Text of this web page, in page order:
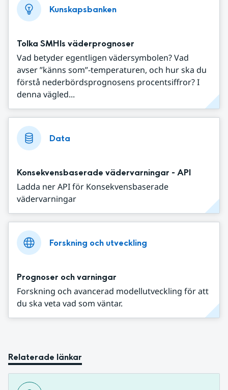
Kunskapsbanken
Tolka SMHIs väderprognoser
Vad betyder egentligen vädersymbolen? Vad
avser ”känns som”-temperaturen, och hur ska du
förstå nederbördsprognosens procentsiffror? I
denna vägled...
Data
Konsekvensbaserade vädervarningar - API
Ladda ner API för Konsekvensbaserade
vädervarningar
Forskning och utveckling
Prognoser och varningar
Forskning och avancerad modellutveckling för att
du ska veta vad som väntar.
Relaterade länkar